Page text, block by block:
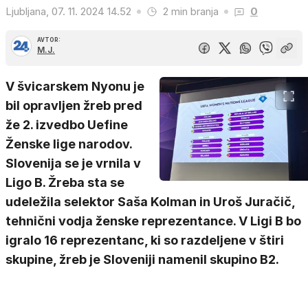
Ljubljana, 07. 11. 2024 14.52 2 min branja 0
AVTOR:
M.J.
V švicarskem Nyonu je
bil opravljen žreb pred
že 2. izvedbo Uefine
Ženske lige narodov.
Slovenija se je vrnila v
Ligo B. Žreba sta se
udeležila selektor Saša Kolman in Uroš Juračič,
tehnični vodja ženske reprezentance. V Ligi B bo
igralo 16 reprezentanc, ki so razdeljene v štiri
skupine, žreb je Sloveniji namenil skupino B2.